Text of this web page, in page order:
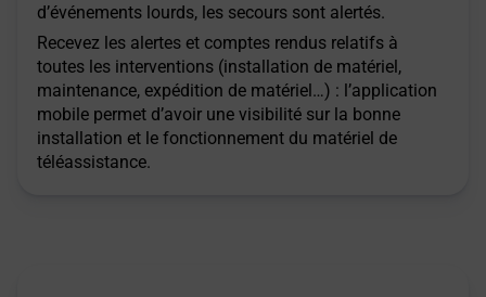
d’événements lourds, les secours sont alertés.
Recevez les alertes et comptes rendus relatifs à
toutes les interventions (installation de matériel,
maintenance, expédition de matériel…) : l’application
mobile permet d’avoir une visibilité sur la bonne
installation et le fonctionnement du matériel de
téléassistance.